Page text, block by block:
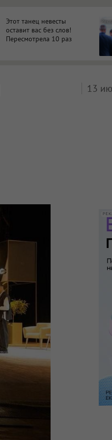
Этот танец невесты
оставит вас без слов!
Пересмотрела 10 раз
13